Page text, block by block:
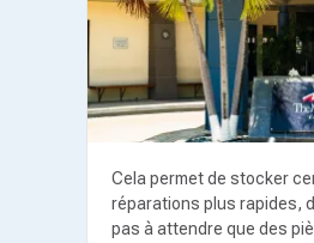
Cela permet de stocker
réparations plus rapides,
pas à attendre que des